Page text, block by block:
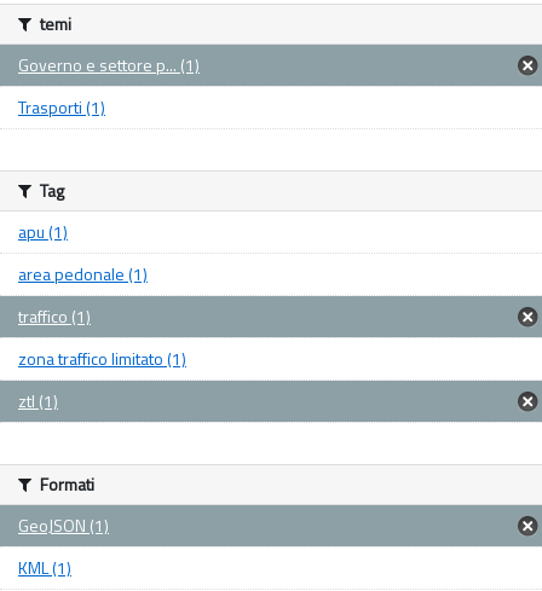
temi
Governo e settore p... (1)
Trasporti (1)
Tag
apu (1)
area pedonale (1)
traffico (1)
zona traffico limitato (1)
ztl (1)
Formati
GeoJSON (1)
KML (1)